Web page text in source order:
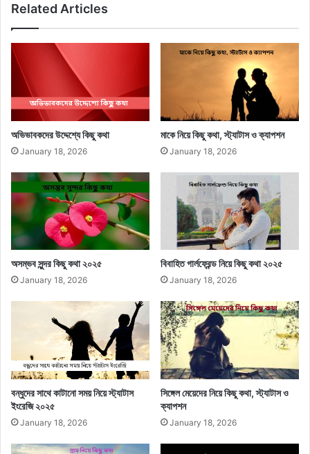
Related Articles
অভিভাবকদের উদ্দেশ্যে কিছু কথা
January 18, 2026
মাকে নিয়ে কিছু কথা, স্ট্যাটাস ও ক্যাপশন
January 18, 2026
অসম্ভব সুন্দর কিছু কথা ২০২৫
January 18, 2026
বিবাহিত গার্লফ্রেন্ড নিয়ে কিছু কথা ২০২৫
January 18, 2026
বন্ধুদের সাথে কাটানো সময় নিয়ে স্ট্যাটাস
ইংরেজি ২০২৫
January 18, 2026
সিঙ্গেল মেয়েদের নিয়ে কিছু কথা, স্ট্যাটাস ও
ক্যাপশন
January 18, 2026